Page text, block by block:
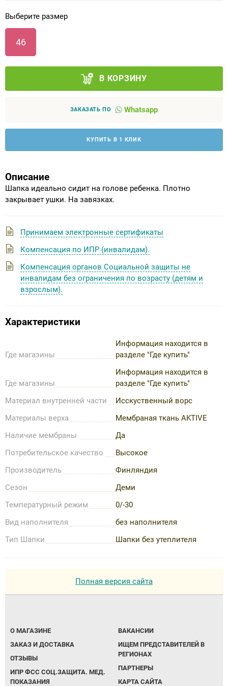
Выберите размер
46
В КОРЗИНУ
ЗАКАЗАТЬ ПО Whatsapp
КУПИТЬ В 1 КЛИК
Описание
Шапка идеально сидит на голове ребенка. Плотно
закрывает ушки. На завязках.
Принимаем электронные сертификаты
Компенсация по ИПР (инвалидам).
Компенсация органов Социальной защиты не
инвалидам без ограничения по возрасту (детям и
взрослым).
Характеристики
Где магазины
Информация находится в
разделе "Где купить"
Где магазины
Информация находится в
разделе "Где купить"
Материал внутренней части
Исскуственный ворс
Материалы верха
Мембраная ткань AKTIVE
Наличие мембраны
Да
Потребительское качество
Высокое
Производитель
Финляндия
Сезон
Деми
Температурный режим
0/-30
Вид наполнителя
без наполнителя
Тип Шапки
Шапки без утеплителя
Полная версия сайта
О МАГАЗИНЕ
ЗАКАЗ И ДОСТАВКА
ОТЗЫВЫ
ИПР ФСС СОЦ.ЗАЩИТА. МЕД.
ПОКАЗАНИЯ
ВАКАНСИИ
ИЩЕМ ПРЕДСТАВИТЕЛЕЙ В
РЕГИОНАХ
ПАРТНЕРЫ
КАРТА САЙТА
Аппараты на суставы
Санитарные приспособления для
инвалидов
Противопролежневые матрасы, подушки
ОПОРЫ, ВЕРТИКАЛИЗАТОРЫ, Оборудование
Индивидуальное изготовление